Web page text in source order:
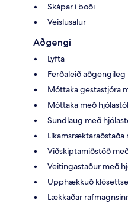
Skápar í boði
Veislusalur
Aðgengi
Lyfta
Ferðaleið aðgengileg
Móttaka gestastjóra
Móttaka með
Sundlaug með
Viðskiptamiðstöð
Veitingastaður með
Upphækkuð
Lækkaðar